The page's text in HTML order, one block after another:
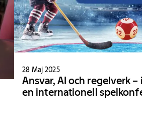
28 Maj 2025
Ansvar, AI och regelverk
en internationell